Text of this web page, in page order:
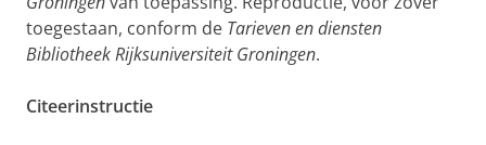
toegestaan, conform de Tarieven en diensten
Bibliotheek Rijksuniversiteit Groningen.
Citeerinstructie